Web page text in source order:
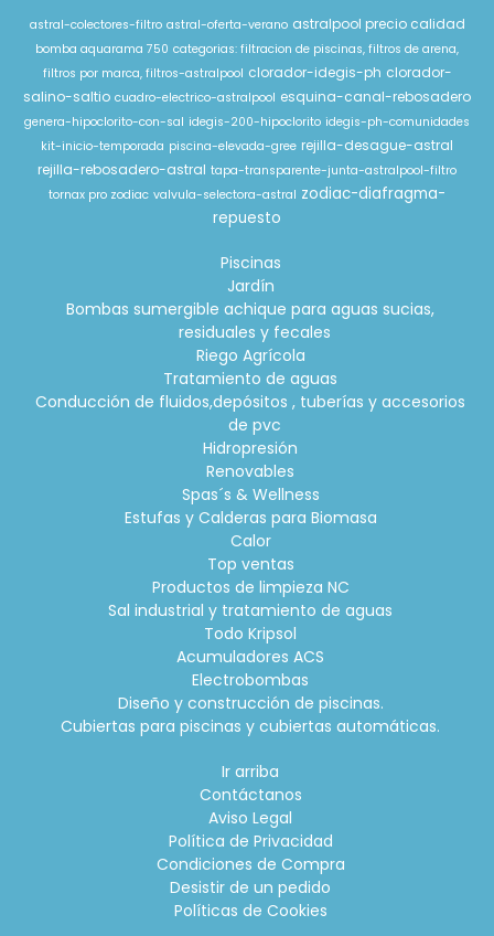
astral-colectores-filtro astral-oferta-verano astralpool precio calidad
bomba aquarama 750 categorias: filtracion de piscinas, filtros de arena,
filtros por marca, filtros-astralpool clorador-idegis-ph clorador-
salino-saltio cuadro-electrico-astralpool esquina-canal-rebosadero
genera-hipoclorito-con-sal idegis-200-hipoclorito idegis-ph-comunidades
kit-inicio-temporada piscina-elevada-gree rejilla-desague-astral
rejilla-rebosadero-astral tapa-transparente-junta-astralpool-filtro
tornax pro zodiac valvula-selectora-astral zodiac-diafragma-
repuesto
Piscinas
Jardín
Bombas sumergible achique para aguas sucias,
residuales y fecales
Riego Agrícola
Tratamiento de aguas
Conducción de fluidos,depósitos , tuberías y accesorios
de pvc
Hidropresión
Renovables
Spas´s & Wellness
Estufas y Calderas para Biomasa
Calor
Top ventas
Productos de limpieza NC
Sal industrial y tratamiento de aguas
Todo Kripsol
Acumuladores ACS
Electrobombas
Diseño y construcción de piscinas.
Cubiertas para piscinas y cubiertas automáticas.
Ir arriba
Contáctanos
Aviso Legal
Política de Privacidad
Condiciones de Compra
Desistir de un pedido
Políticas de Cookies